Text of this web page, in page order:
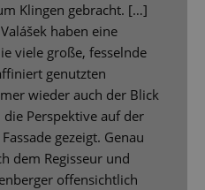
Klingen gebracht. […]
haben eine
viele große, fesselnde
genutzten
wieder auch der Blick
Perspektive auf der
gezeigt. Genau
dem Regisseur und
offensichtlich